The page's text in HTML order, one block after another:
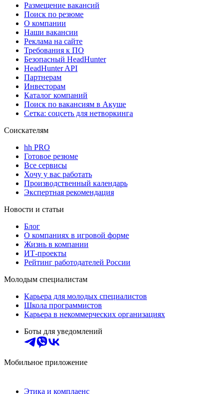
Размещение вакансий
Поиск по резюме
О компании
Наши вакансии
Реклама на сайте
Требования к ПО
Безопасный HeadHunter
HeadHunter API
Партнерам
Инвесторам
Каталог компаний
Поиск по вакансиям в Акуше
Сетка: соцсеть для нетворкинга
Соискателям
hh PRO
Готовое резюме
Все сервисы
Хочу у вас работать
Производственный календарь
Экспертная рекомендация
Новости и статьи
Блог
О компаниях в игровой форме
Жизнь в компании
ИТ-проекты
Рейтинг работодателей России
Молодым специалистам
Карьера для молодых специалистов
Школа программистов
Карьера в некоммерческих организациях
Боты для уведомлений
Мобильное приложение
Этика и комплаенс